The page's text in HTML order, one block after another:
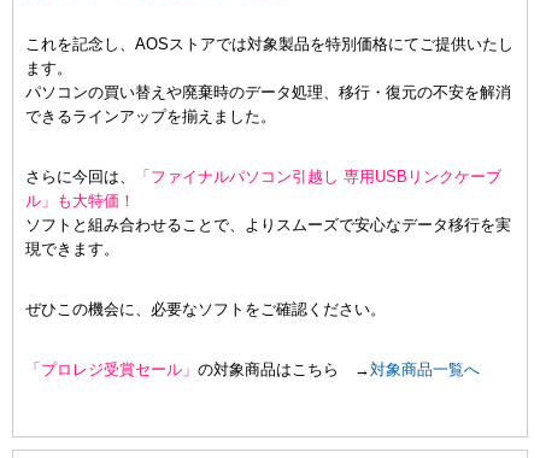
これを記念し、AOSストアでは対象製品を特別価格にてご提供いたし
ます。
パソコンの買い替えや廃棄時のデータ処理、移行・復元の不安を解消
できるラインアップを揃えました。
さらに今回は、
「ファイナルパソコン引越し 専用USBリンクケーブ
ル」も大特価！
ソフトと組み合わせることで、よりスムーズで安心なデータ移行を実
現できます。
ぜひこの機会に、必要なソフトをご確認ください。
「プロレジ受賞セール」 の対象商品はこちら →対象商品一覧へ